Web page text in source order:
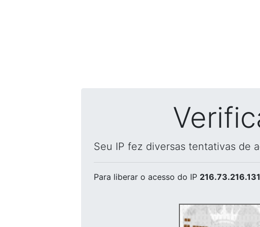
Seu IP fez diversas tentativas de
Para liberar o acesso do IP 216.73.216.131